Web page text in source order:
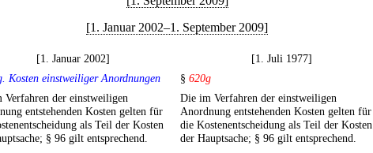
[1. Januar 2002–1. September 2009]
[1. Januar 2002]
[1. Juli 1977]
Kosten einstweiliger Anordnungen
§ 620g
Verfahren der einstweiligen
entstehenden Kosten gelten für
als Teil der Kosten
§ 96 gilt entsprechend.
Die im Verfahren der einstweiligen
Anordnung entstehenden Kosten gelten für
die Kostenentscheidung als Teil der Kosten
der Hauptsache; § 96 gilt entsprechend.